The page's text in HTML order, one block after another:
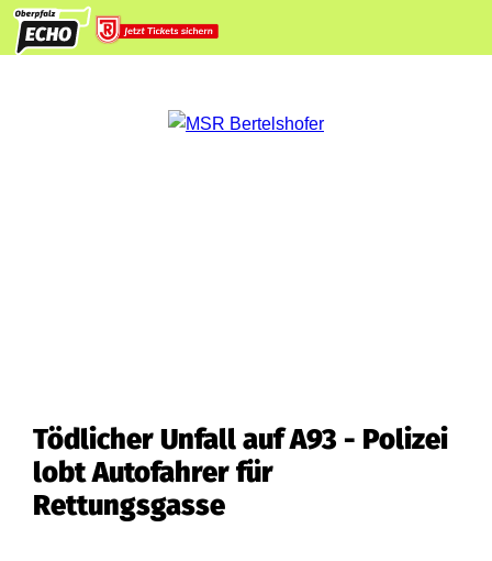
Tödlicher Unfall auf A93 - Polizei
lobt Autofahrer für
Rettungsgasse